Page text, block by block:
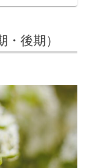
後期）